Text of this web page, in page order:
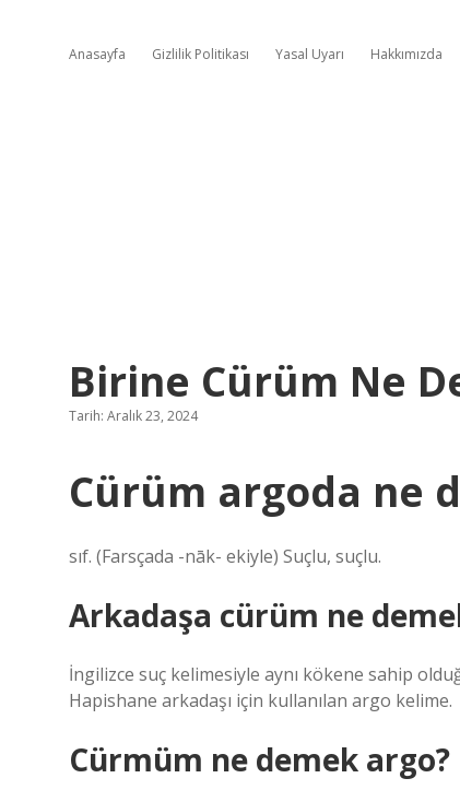
Anasayfa Gizlilik Politikası Yasal Uyarı Hakkımızda
Birine Cürüm Ne
Tarih: Aralık 23, 2024
Cürüm argoda ne
sıf. (Farsçada -nāk- ekiyle) Suçlu, suçlu.
Arkadaşa cürüm ne
İngilizce suç kelimesiyle aynı kökene sahip
Hapishane arkadaşı için kullanılan argo kelime.
Cürmüm ne demek argo?